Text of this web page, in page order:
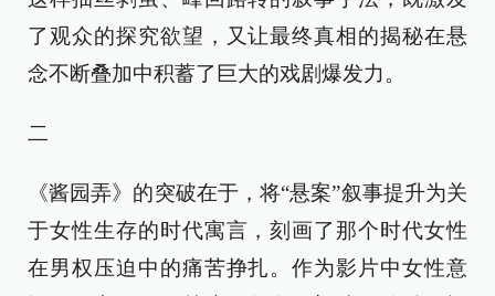
了观众的探究欲望，又让最终真相的揭秘在悬
念不断叠加中积蓄了巨大的戏剧爆发力。
二
《酱园弄》的突破在于，将“悬案”叙事提升为关
于女性生存的时代寓言，刻画了那个时代女性
在男权压迫中的痛苦挣扎。作为影片中女性意